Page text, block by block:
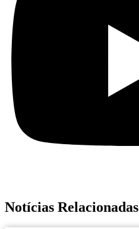
Notícias Relacionadas